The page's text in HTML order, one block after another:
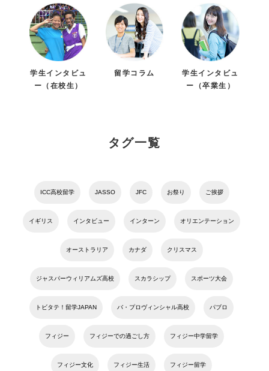
学生インタビュ
ー（在校生）
留学コラム
学生インタビュ
ー（卒業生）
タグ一覧
ICC高校留学 JASSO JFC お祭り ご挨拶
イギリス インタビュー インターン オリエンテーション
オーストラリア カナダ クリスマス
ジャスパーウィリアムズ高校 スカラシップ スポーツ大会
トビタテ！留学JAPAN バ・プロヴィンシャル高校 パブロ
フィジー フィジーでの過ごし方 フィジー中学留学
フィジー文化 フィジー生活 フィジー留学